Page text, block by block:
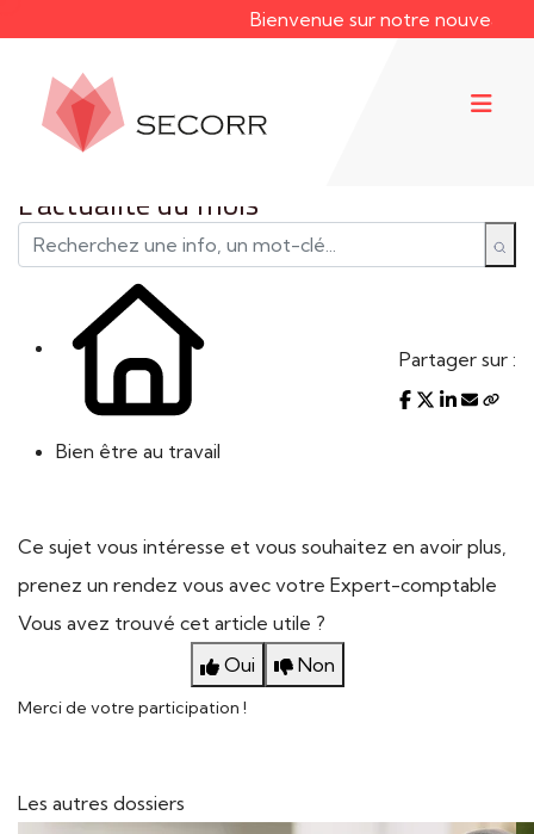
Bienvenue sur notre nouveau site
L'actualité du mois
Bien être au travail
Partager sur :
Ce sujet vous intéresse et vous souhaitez en avoir plus,
prenez un rendez vous avec votre Expert-comptable
Vous avez trouvé cet article utile ?
Oui
Non
Merci de votre participation !
Les autres dossiers